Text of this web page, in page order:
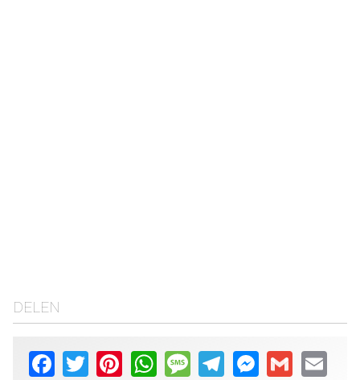
DELEN
Facebook
Twitter PinterestWhatsAppMessageTelegramMessenger
Gmail Email